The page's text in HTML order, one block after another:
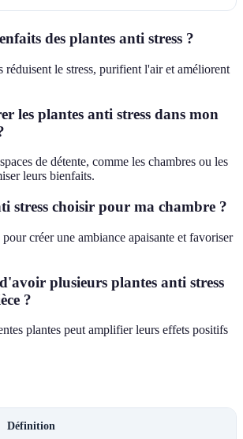
des plantes anti stress ?
réduisent le stress, purifient l'air et améliorent
les plantes anti stress dans mon
de détente, comme les chambres ou les
leurs bienfaits.
stress choisir pour ma chambre ?
créer une ambiance apaisante et favoriser
plusieurs plantes anti stress
?
plantes peut amplifier leurs effets positifs
Définition